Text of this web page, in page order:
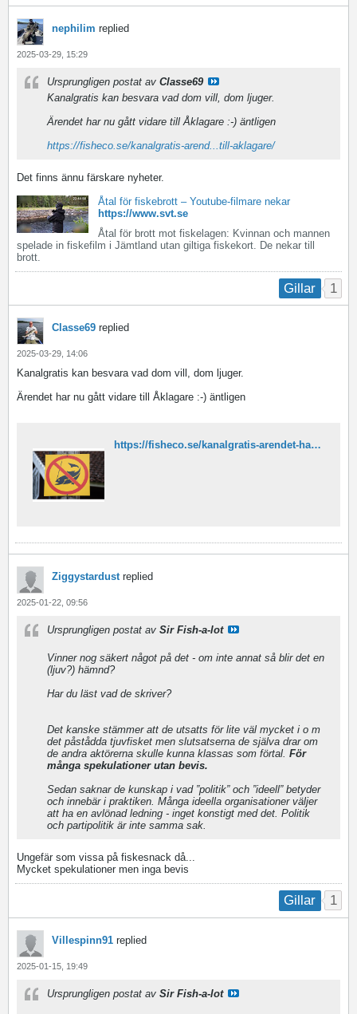
nephilim replied
2025-03-29, 15:29
Ursprungligen postat av Classe69
Kanalgratis kan besvara vad dom vill, dom ljuger.
Ärendet har nu gått vidare till Åklagare :-) äntligen
https://fisheco.se/kanalgratis-arend...till-aklagare/
Det finns ännu färskare nyheter.
Åtal för fiskebrott – Youtube-filmare nekar
https://www.svt.se
Åtal för brott mot fiskelagen: Kvinnan och mannen
spelade in fiskefilm i Jämtland utan giltiga fiskekort. De nekar till
brott.
Gillar 1
Classe69 replied
2025-03-29, 14:06
Kanalgratis kan besvara vad dom vill, dom ljuger.
Ärendet har nu gått vidare till Åklagare :-) äntligen
https://fisheco.se/kanalgratis-arendet-har-gatt-vidare-till-aklagare/
Ziggystardustreplied
2025-01-22, 09:56
Ursprungligen postat av Sir Fish-a-lot
Vinner nog säkert något på det - om inte annat så blir det en
(ljuv?) hämnd?
Har du läst vad de skriver?
Det kanske stämmer att de utsatts för lite väl mycket i o m
det påstådda tjuvfisket men slutsatserna de själva drar om
de andra aktörerna skulle kunna klassas som förtal. För
många spekulationer utan bevis.
Sedan saknar de kunskap i vad ”politik” och ”ideell” betyder
och innebär i praktiken. Många ideella organisationer väljer
att ha en avlönad ledning - inget konstigt med det. Politik
och partipolitik är inte samma sak.
Ungefär som vissa på fiskesnack då...
Mycket spekulationer men inga bevis
Gillar 1
Villespinn91 replied
2025-01-15, 19:49
Ursprungligen postat av Sir Fish-a-lot